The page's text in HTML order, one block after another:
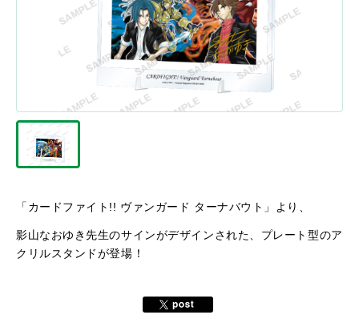
「カードファイト!! ヴァンガード ターナバウト」より、
影山なおゆき先生のサインがデザインされた、プレート型のア
クリルスタンドが登場！